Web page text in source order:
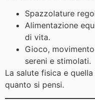
Spazzolature
Alimentazione
di vita.
Gioco,
sereni e stimolati.
La salute fisica e
quanto si pensi.